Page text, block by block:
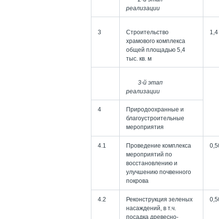
реализации
3
Строительство
храмового комплекса
общей площадью 5,4
тыс. кв. м
1,4
3-й этап
реализации
4
Природоохранные и
благоустроительные
мероприятия
4.1
Проведение комплекса
мероприятий по
восстановлению и
улучшению почвенного
покрова
4.2
Реконструкция зеленых
насаждений, в т.ч.
посадка древесно-